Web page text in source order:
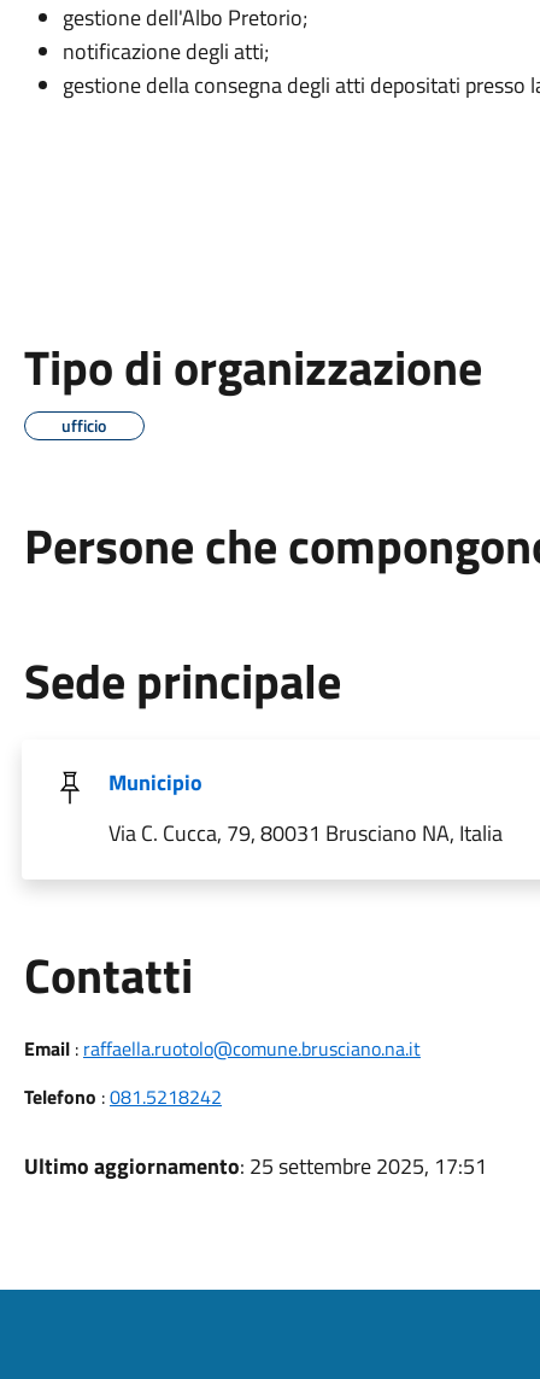
gestione dell'Albo Pretorio;
notificazione degli atti;
gestione della consegna degli atti depositati presso
Tipo di organizzazione
ufficio
Persone che
Sede principale
Municipio
Via C. Cucca, 79, 80031 Brusciano NA, Italia
Contatti
Email: raffaella.ruotolo@comune.brusciano.na.it
Telefono :081.5218242
Ultimo aggiornamento: 25 settembre 2025, 17:51